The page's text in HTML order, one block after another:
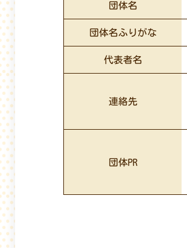
団体名
団体名ふりがな
代表者名
連絡先
団体PR